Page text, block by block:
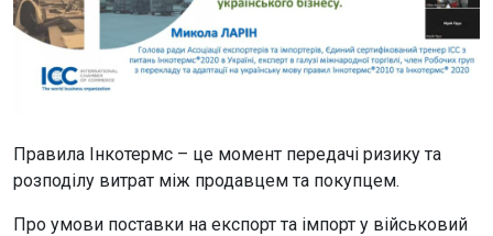
Правила Інкотермс – це момент передачі ризику та
розподілу витрат між продавцем та покупцем.
Про умови поставки на експорт та імпорт у військовий